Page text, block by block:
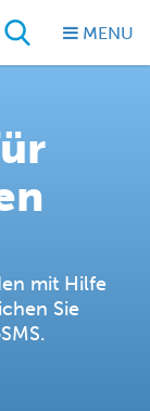
MENU
mit Hilfe
Sie